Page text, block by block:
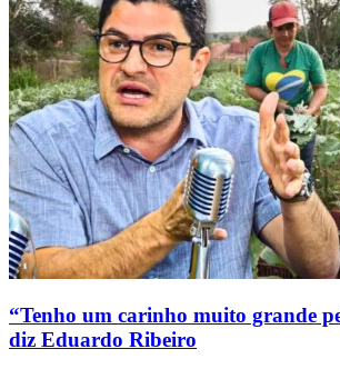
“Tenho um carinho muito grande
diz Eduardo Ribeiro